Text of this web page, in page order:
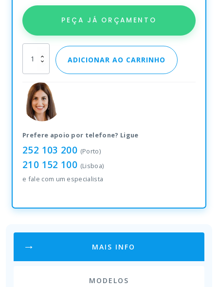
PEÇA JÁ ORÇAMENTO
Datamax
4606
quantity
ADICIONAR AO CARRINHO
Prefere apoio por telefone? Ligue
252 103 200 (Porto)
210 152 100 (Lisboa)
e fale com um especialista
MAIS INFO
MODELOS